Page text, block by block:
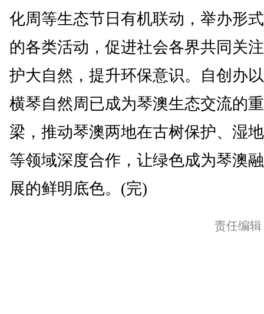
化周等生态节日有机联动，举办形
的各类活动，促进社会各界共同关
护大自然，提升环保意识。自创办
横琴自然周已成为琴澳生态交流的
梁，推动琴澳两地在古树保护、湿
等领域深度合作，让绿色成为琴澳
展的鲜明底色。(完)
责任编